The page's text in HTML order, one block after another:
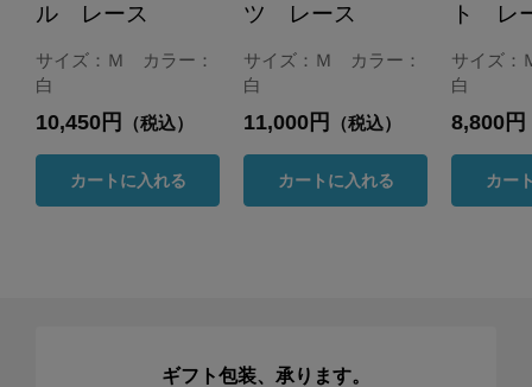
ル レース
サイズ：Ｍ カラー：
白
10,450円 （税込）
カートに入れる
ツ レース
サイズ：Ｍ カラー：
白
11,000円 （税込）
カートに入れる
ト レ
サイズ
白
8,800円
カー
ギフト包装、承ります。